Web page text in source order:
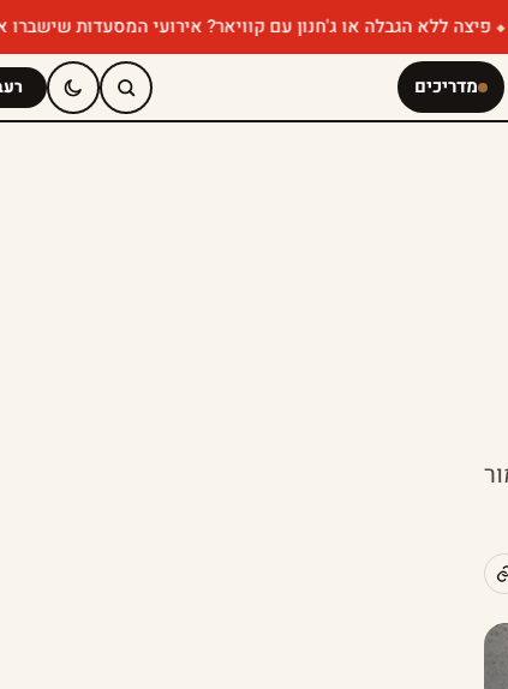
או ג'חנון עם קוויאר? אירועי המסעדות שישברו את אוגוסט
מדריכים